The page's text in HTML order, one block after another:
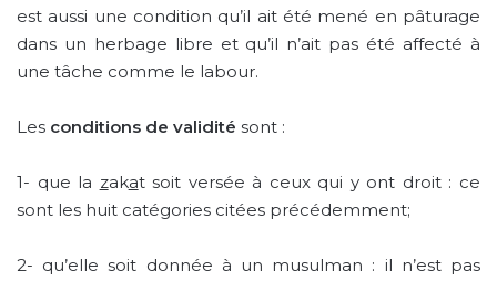
est aussi une condition qu’il ait été mené en pâturage
dans un herbage libre et qu’il n’ait pas été affecté à
une tâche comme le labour.
Les conditions de validité sont :
1- que la zakat soit versée à ceux qui y ont droit : ce
sont les huit catégories citées précédemment;
2- qu’elle soit donnée à un musulman : il n’est pas